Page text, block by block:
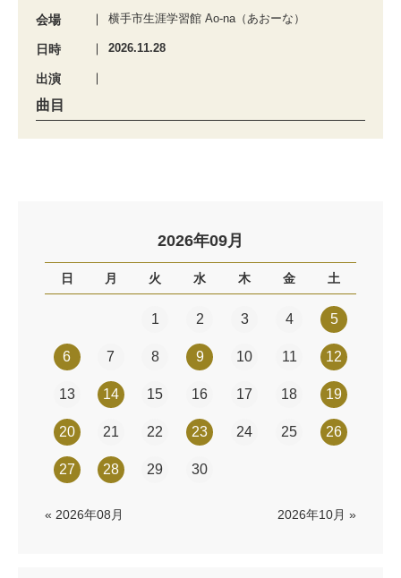
会場 横手市生涯学習館 Ao-na（あおーな）
日時 2026.11.28
出演
曲目
2026年09月
日 月 火 水 木 金 土
1 2 3 4 5
6 7 8 9 10 11 12
13 14 15 16 17 18 19
20 21 22 23 24 25 26
27 28 29 30
« 2026年08月 2026年10月 »